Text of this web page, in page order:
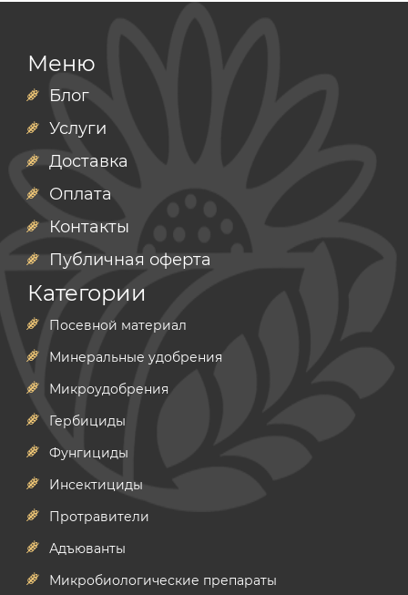
Меню
Блог
Услуги
Доставка
Оплата
Контакты
Публичная оферта
Категории
Посевной материал
Минеральные удобрения
Микроудобрения
Гербициды
Фунгициды
Инсектициды
Протравители
Адъюванты
Микробиологические препараты